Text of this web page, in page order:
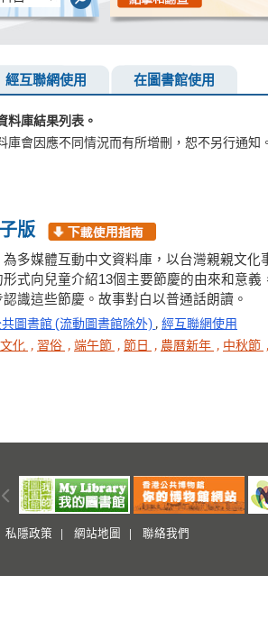
經互聯網使用 在圖書館使用
料庫結果列表。
庫會因應不同情況而有所增刪，恕不另行通知
版
為多媒體互動中文資料庫，以台灣親親文
式向兒童介紹13個主要節慶的由來和意
識這些節慶。故事對白以普通話朗讀。
圖書館 (流動圖書館除外) , 經互聯網使用
文化 , 習俗 , 端午節 , 節日 , 農曆新年 , 中秋節
私隱政策 網站地圖 聯絡我們